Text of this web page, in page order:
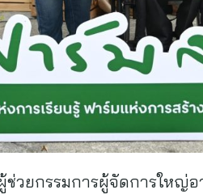
วยกรรมการผู้จัดการใหญ่อ